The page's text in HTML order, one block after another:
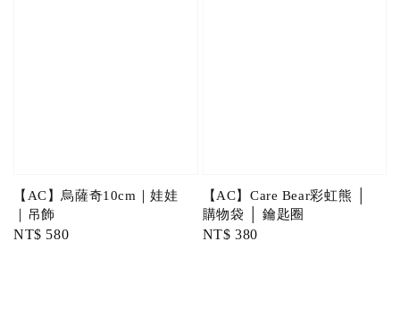
【AC】烏薩奇10cm｜娃娃
｜吊飾
Regular
NT$ 580
【AC】Care Bear彩虹熊 │
購物袋 │ 鑰匙圈
Regular
NT$ 380